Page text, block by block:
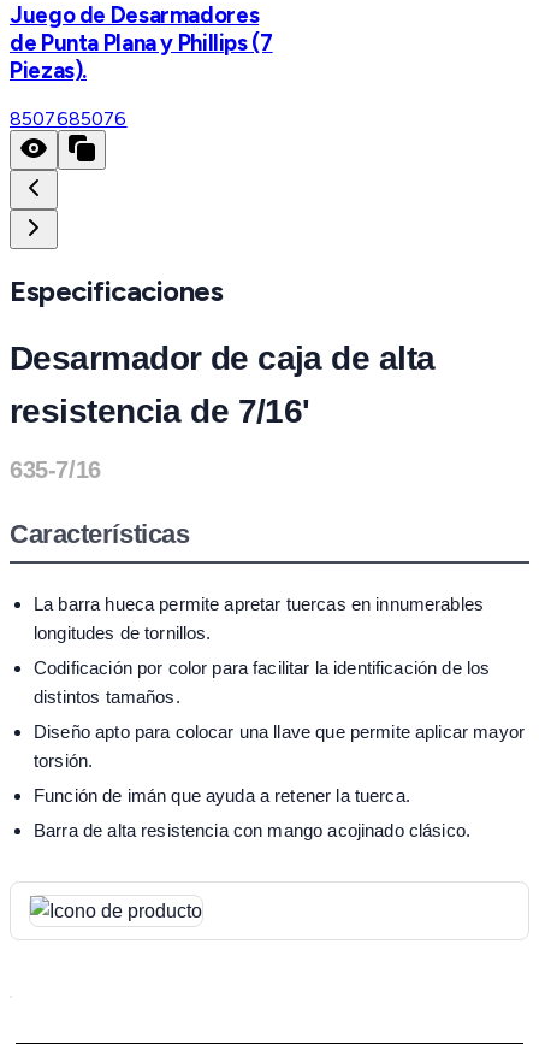
Juego de Desarmadores
de Punta Plana y Phillips (7
Piezas).
8507685076
Especificaciones
Desarmador de caja de alta
resistencia de 7/16'
635-7/16
Características
La barra hueca permite apretar tuercas en innumerables
longitudes de tornillos.
Codificación por color para facilitar la identificación de los
distintos tamaños.
Diseño apto para colocar una llave que permite aplicar mayor
torsión.
Función de imán que ayuda a retener la tuerca.
Barra de alta resistencia con mango acojinado clásico.